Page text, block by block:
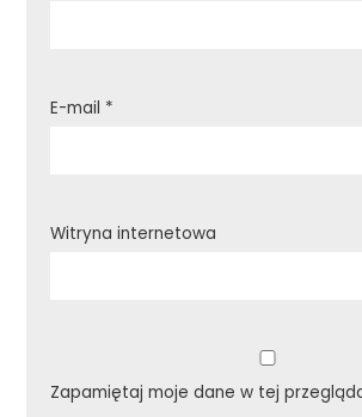
E-mail *
Witryna internetowa
Zapamiętaj moje dane w tej